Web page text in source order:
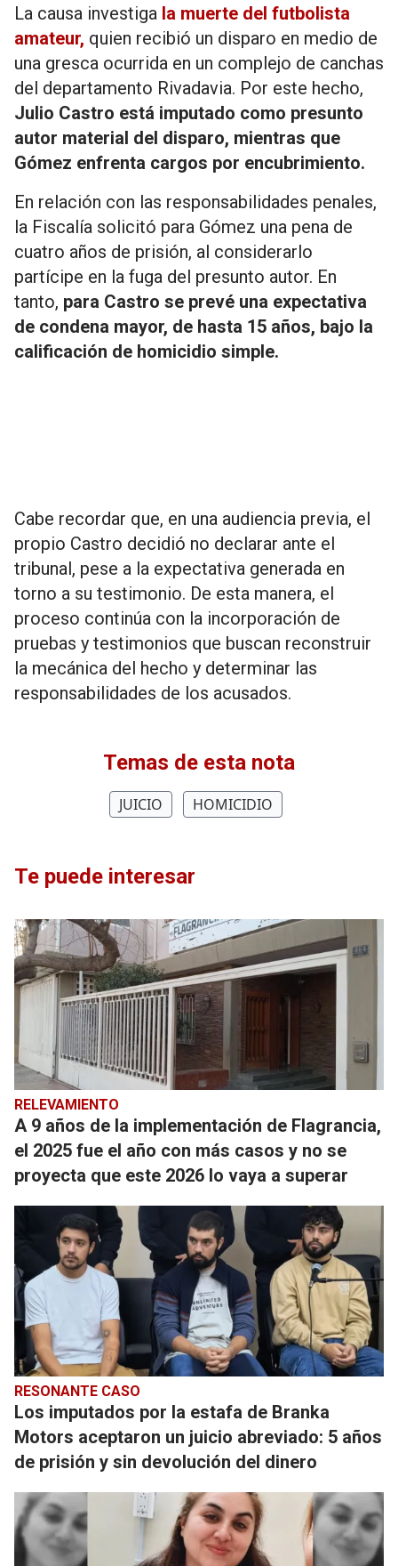
La causa investiga la muerte del futbolista
amateur, quien recibió un disparo en medio de
una gresca ocurrida en un complejo de canchas
del departamento Rivadavia. Por este hecho,
Julio Castro está imputado como presunto
autor material del disparo, mientras que
Gómez enfrenta cargos por encubrimiento.
En relación con las responsabilidades penales,
la Fiscalía solicitó para Gómez una pena de
cuatro años de prisión, al considerarlo
partícipe en la fuga del presunto autor. En
tanto, para Castro se prevé una expectativa
de condena mayor, de hasta 15 años, bajo la
calificación de homicidio simple.
Cabe recordar que, en una audiencia previa, el
propio Castro decidió no declarar ante el
tribunal, pese a la expectativa generada en
torno a su testimonio. De esta manera, el
proceso continúa con la incorporación de
pruebas y testimonios que buscan reconstruir
la mecánica del hecho y determinar las
responsabilidades de los acusados.
Temas de esta nota
JUICIO HOMICIDIO
Te puede interesar
RELEVAMIENTO
A 9 años de la implementación de Flagrancia,
el 2025 fue el año con más casos y no se
proyecta que este 2026 lo vaya a superar
RESONANTE CASO
Los imputados por la estafa de Branka
Motors aceptaron un juicio abreviado: 5 años
de prisión y sin devolución del dinero